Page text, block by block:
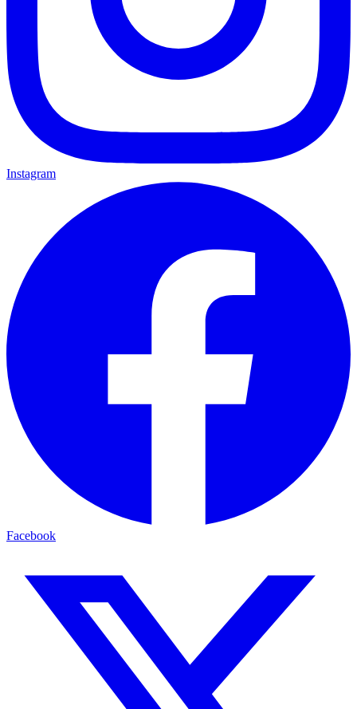
Instagram
Facebook